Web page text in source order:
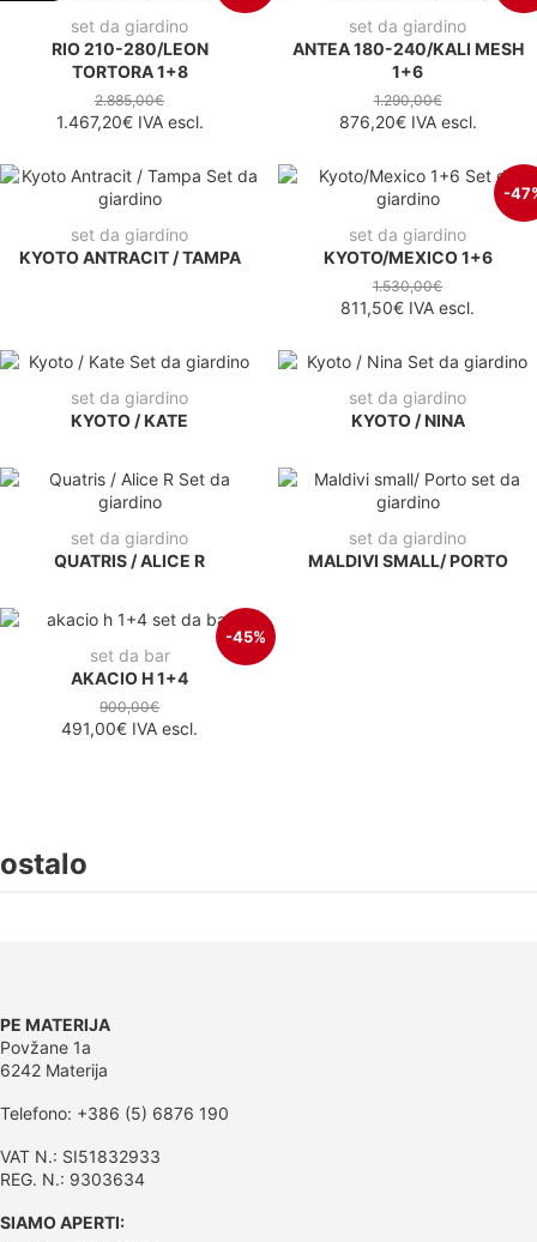
set da giardino
RIO 210-280/LEON
TORTORA 1+8
2.885,00€
1.467,20€IVA escl.
set da giardino
ANTEA 180-240/KALI MESH
1+6
1.290,00€
876,20€IVA escl.
set da giardino
KYOTO ANTRACIT / TAMPA
-
set da giardino
KYOTO/MEXICO 1+6
1.530,00€
811,50€ IVA escl.
set da giardino
KYOTO / KATE
set da giardino
KYOTO / NINA
set da giardino
QUATRIS / ALICE R
set da giardino
MALDIVI SMALL/ PORTO
-45%
set da bar
AKACIO H 1+4
900,00€
491,00€ IVA escl.
ostalo
PE MATERIJA
Povžane 1a
6242 Materija
Telefono: +386 (5) 6876 190
VAT N.: SI51832933
REG. N.: 9303634
SIAMO APERTI: